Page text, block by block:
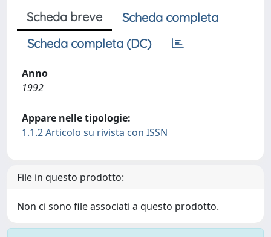
Scheda breve
Scheda completa
Scheda completa (DC)
Anno
1992
Appare nelle tipologie:
1.1.2 Articolo su rivista con ISSN
File in questo prodotto:
Non ci sono file associati a questo prodotto.